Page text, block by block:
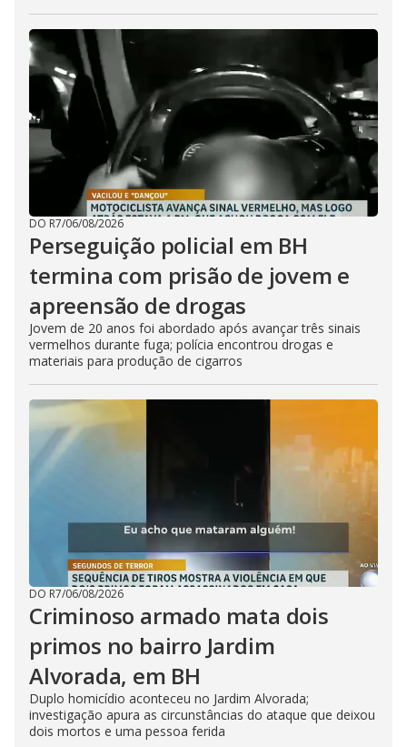
DO R7/06/08/2026
Perseguição policial em BH
termina com prisão de jovem e
apreensão de drogas
Jovem de 20 anos foi abordado após avançar três sinais
vermelhos durante fuga; polícia encontrou drogas e
materiais para produção de cigarros
DO R7/06/08/2026
Criminoso armado mata dois
primos no bairro Jardim
Alvorada, em BH
Duplo homicídio aconteceu no Jardim Alvorada;
investigação apura as circunstâncias do ataque que deixou
dois mortos e uma pessoa ferida